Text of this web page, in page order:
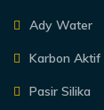
Ady Water
Karbon Aktif
Pasir Silika